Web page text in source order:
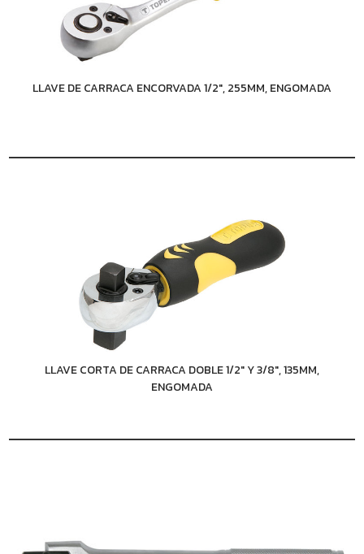
LLAVE DE CARRACA ENCORVADA 1/2", 255MM, ENGOMADA
LLAVE CORTA DE CARRACA DOBLE 1/2" Y 3/8", 135MM,
ENGOMADA